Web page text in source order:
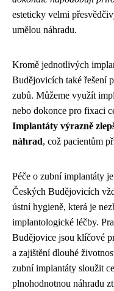
esteticky velmi
umělou náhradu.
Kromě jednotlivých
Budějovicích také řešení
zubů. Můžeme využít
nebo dokonce pro fixaci
Implantáty výrazně
náhrad, což pacientům
Péče o zubní implantáty
Českých Budějovicích
ústní hygieně, která je
implantologické léčby.
Budějovice jsou klíčové
a zajištění dlouhé
zubní implantáty sloužit
plnohodnotnou náhradu